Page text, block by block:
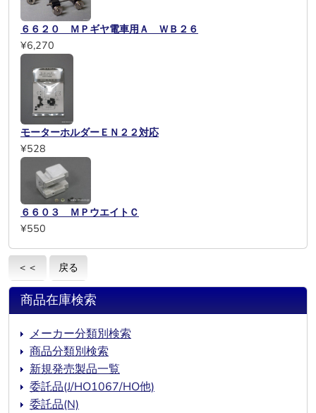
６６２０ ＭＰギヤ電車用Ａ ＷＢ２６
¥6,270
モーターホルダーＥＮ２２対応
¥528
６６０３ ＭＰウエイトＣ
¥550
＜＜ 戻る
商品在庫検索
メーカー分類別検索
商品分類別検索
新規発売製品一覧
委託品(J/HO1067/HO他)
委託品(N)